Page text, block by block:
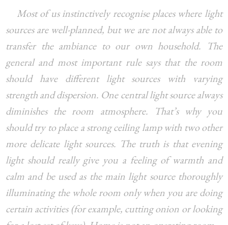
Most of us instinctively recognise places where light
sources are well-planned, but we are not always able to
transfer the ambiance to our own household. The
general and most important rule says that the room
should have different light sources with varying
strength and dispersion. One central light source always
diminishes the room atmosphere. That’s why you
should try to place a strong ceiling lamp with two other
more delicate light sources. The truth is that evening
light should really give you a feeling of warmth and
calm and be used as the main light source thoroughly
illuminating the whole room only when you are doing
certain activities (for example, cutting onion or looking